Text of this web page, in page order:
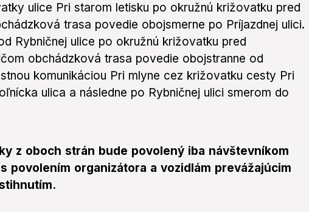
ulice Pri starom letisku po okružnú križovatku pred
trasa povedie obojsmerne po Príjazdnej ulici.
Rybničnej ulice po okružnú križovatku pred
obchádzková trasa povedie obojstranne od
komunikáciou Pri mlyne cez križovatku cesty Pri
ulica a následne po Rybničnej ulici smerom do
z oboch strán bude povolený iba návštevníkom
povolením organizátora a vozidlám prevážajúcim